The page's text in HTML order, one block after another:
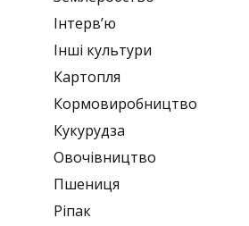
Інтерв’ю
Інші культури
Картопля
Кормовиробництво
Кукурудза
Овочівництво
Пшениця
Ріпак